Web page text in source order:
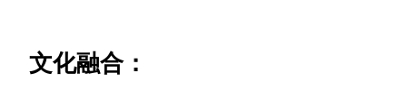
文化融合：